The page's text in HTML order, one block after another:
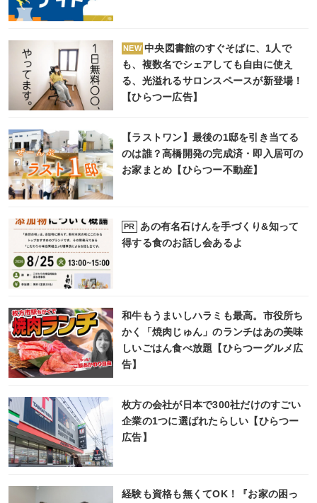
NEW 中央図書館のすぐそばに、1人で
も、複数名でシェアしても自由に使え
る、光溢れるサロンスペースが新登場！
【ひらつー広告】
【ラストワン】最後の1邸を引き当てる
のは誰？高橋開発の完成済・即入居可の
お家まとめ【ひらつー不動産】
PR
あの有名石けんを手づくり&知って
得する食のお話し会あるよ
和牛もうまいしハラミも最高。市役所ち
かく「焼肉じゅん」のランチはあの美味
しいごはん食べ放題【ひらつーグルメ広
告】
枚方の会社が日本で300社だけのすごい
企業の1つに選ばれたらしい【ひらつー
広告】
経験も資格も無くてOK！『お家の困っ